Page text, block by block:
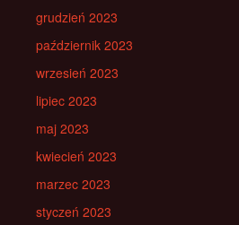
grudzień 2023
październik 2023
wrzesień 2023
lipiec 2023
maj 2023
kwiecień 2023
marzec 2023
styczeń 2023